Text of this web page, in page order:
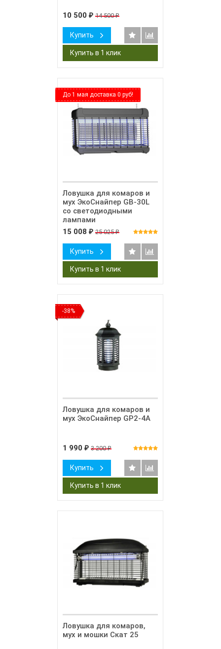
10 500 ₽ 14 500₽
Купить
До 1 мая доставка 0 руб!
Ловушка для комаров и
мух ЭкоСнайпер GB-30L
со светодиодными
лампами
15 008 ₽ 25 025₽
Купить
-38%
Ловушка для комаров и
мух ЭкоСнайпер GP2-4A
1 990 ₽ 3 200₽
Купить
Ловушка для комаров,
мух и мошки Скат 25